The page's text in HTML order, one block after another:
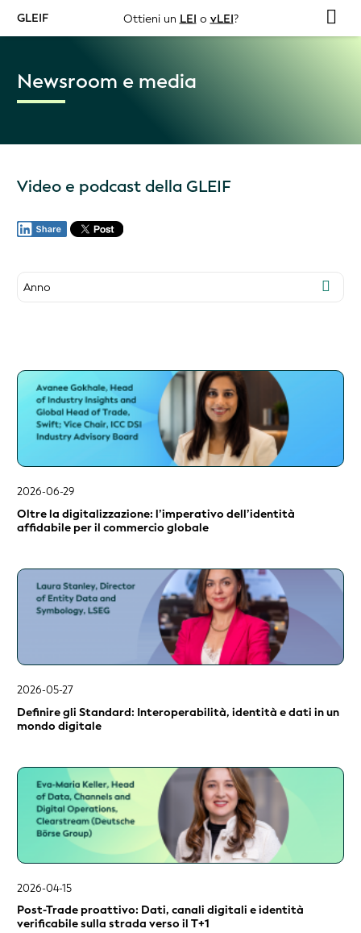
GLEIF Ottieni un LEI o vLEI?
Newsroom e media
Video e podcast della GLEIF
Anno
2023
2022
2021
2017
2015
2026-06-29
Oltre la digitalizzazione: l’imperativo dell’identità
affidabile per il commercio globale
2026-05-27
Definire gli Standard: Interoperabilità, identità e dati in un
mondo digitale
2026-04-15
Post-Trade proattivo: Dati, canali digitali e identità
verificabile sulla strada verso il T+1